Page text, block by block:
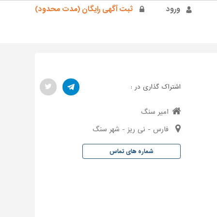
ورود ثبت آگهی رایگان (مدت محدود)
اشتراک گذاری در :
امیر سنگ
فارس - نی ریز - شهر سنگ
شماره های تماس